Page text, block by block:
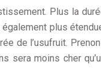
Plus la
plus
de l’usufruit.
sera moins cher